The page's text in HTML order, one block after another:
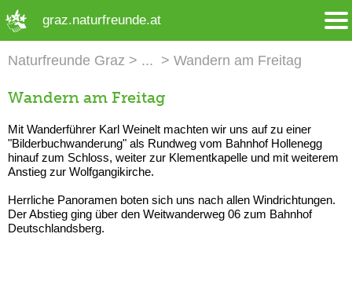
graz.naturfreunde.at
Naturfreunde Graz Wandern am Freitag
Wandern am Freitag
Mit Wanderführer Karl Weinelt machten wir uns auf zu einer
"Bilderbuchwanderung" als Rundweg vom Bahnhof Hollenegg
hinauf zum Schloss, weiter zur Klementkapelle und mit weiterem
Anstieg zur Wolfgangikirche.
Herrliche Panoramen boten sich uns nach allen Windrichtungen.
Der Abstieg ging über den Weitwanderweg 06 zum Bahnhof
Deutschlandsberg.